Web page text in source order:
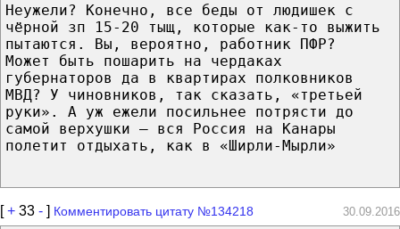
Неужели? Конечно, все беды от людишек с
чёрной зп 15-20 тыщ, которые как-то выжить
пытаются. Вы, вероятно, работник ПФР?
Может быть пошарить на чердаках
губернаторов да в квартирах полковников
МВД? У чиновников, так сказать, «третьей
руки». А уж ежели посильнее потрясти до
самой верхушки — вся Россия на Канары
полетит отдыхать, как в «Ширли-Мырли»
[+ 33 - ] Комментировать цитату №134218 30.09.2016